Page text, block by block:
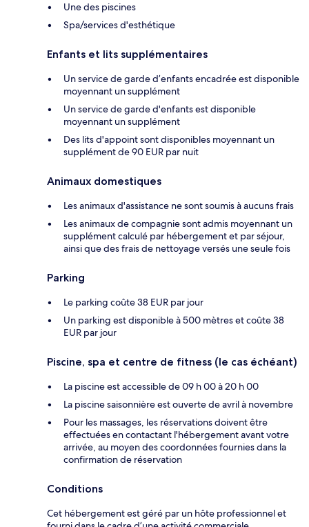
Une des piscines
Spa/services d'esthétique
Enfants et lits supplémentaires
Un service de garde d’enfants encadrée est disponible
moyennant un supplément
Un service de garde d'enfants est disponible
moyennant un supplément
Des lits d'appoint sont disponibles moyennant un
supplément de 90 EUR par nuit
Animaux domestiques
Les animaux d'assistance ne sont soumis à aucuns frais
Les animaux de compagnie sont admis moyennant un
supplément calculé par hébergement et par séjour,
ainsi que des frais de nettoyage versés une seule fois
Parking
Le parking coûte 38 EUR par jour
Un parking est disponible à 500 mètres et coûte 38
EUR par jour
Piscine, spa et centre de fitness (le cas échéant)
La piscine est accessible de 09 h 00 à 20 h 00
La piscine saisonnière est ouverte de avril à novembre
Pour les massages, les réservations doivent être
effectuées en contactant l'hébergement avant votre
arrivée, au moyen des coordonnées fournies dans la
confirmation de réservation
Conditions
Cet hébergement est géré par un hôte professionnel et